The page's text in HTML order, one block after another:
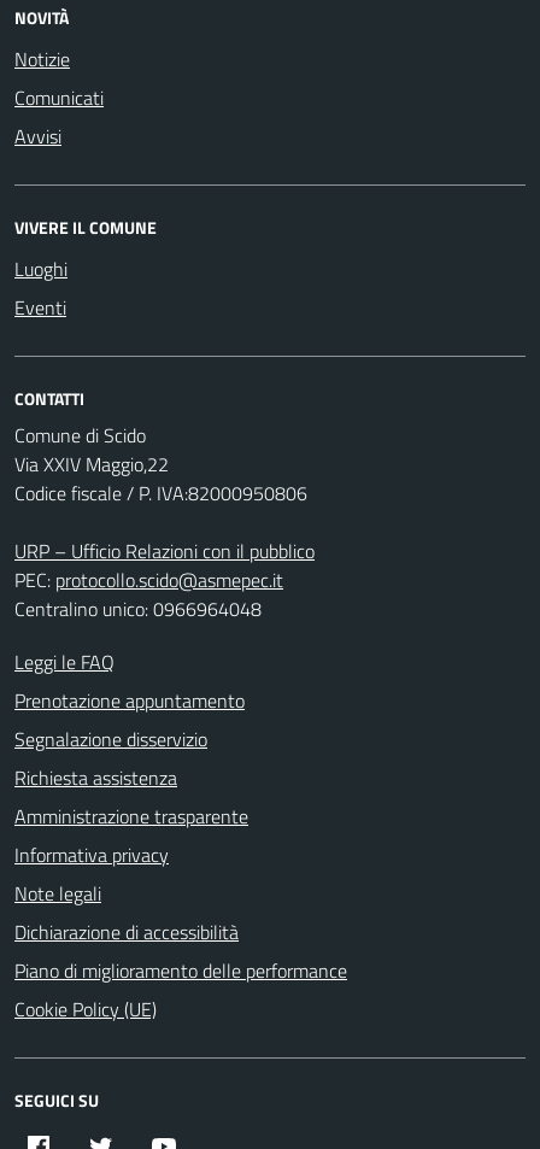
NOVITÀ
Notizie
Comunicati
Avvisi
VIVERE IL COMUNE
Luoghi
Eventi
CONTATTI
Comune di Scido
Via XXIV Maggio,22
Codice fiscale / P. IVA:82000950806
URP – Ufficio Relazioni con il pubblico
PEC: protocollo.scido@asmepec.it
Centralino unico: 0966964048
Leggi le FAQ
Prenotazione appuntamento
Segnalazione disservizio
Richiesta assistenza
Amministrazione trasparente
Informativa privacy
Note legali
Dichiarazione di accessibilità
Piano di miglioramento delle performance
Cookie Policy (UE)
SEGUICI SU